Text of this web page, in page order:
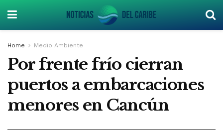
Home Medio Ambiente
Por frente frío cierran
puertos a embarcaciones
menores en Cancún